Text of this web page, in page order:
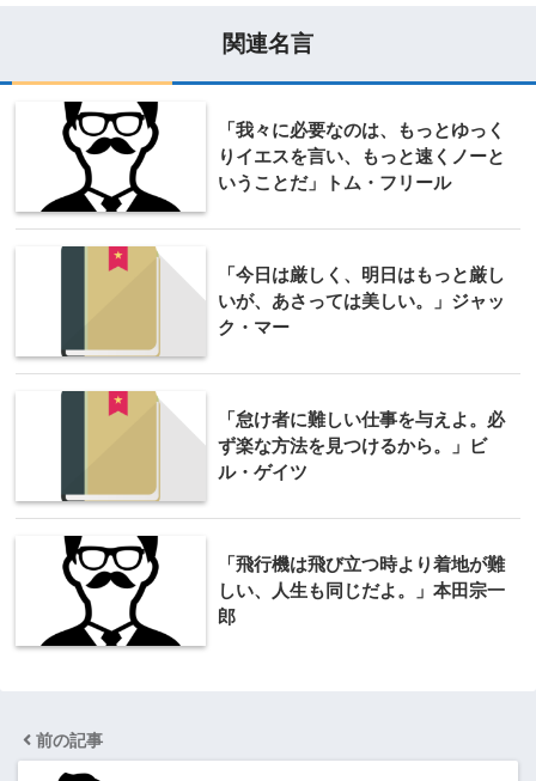
関連名言
「我々に必要なのは、もっとゆっく
りイエスを言い、もっと速くノーと
いうことだ」トム・フリール
「今日は厳しく、明日はもっと厳し
いが、あさっては美しい。」ジャッ
ク・マー
「怠け者に難しい仕事を与えよ。必
ず楽な方法を見つけるから。」ビ
ル・ゲイツ
「飛行機は飛び立つ時より着地が難
しい、人生も同じだよ。」本田宗一
郎
前の記事